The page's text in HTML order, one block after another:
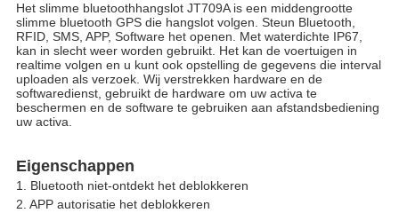
Het slimme bluetoothhangslot JT709A is een middengrootte
slimme bluetooth GPS die hangslot volgen. Steun Bluetooth,
RFID, SMS, APP, Software het openen. Met waterdichte IP67,
kan in slecht weer worden gebruikt. Het kan de voertuigen in
realtime volgen en u kunt ook opstelling de gegevens die interval
uploaden als verzoek. Wij verstrekken hardware en de
softwaredienst, gebruikt de hardware om uw activa te
beschermen en de software te gebruiken aan afstandsbediening
uw activa.
Eigenschappen
1. Bluetooth niet-ontdekt het deblokkeren
2. APP autorisatie het deblokkeren